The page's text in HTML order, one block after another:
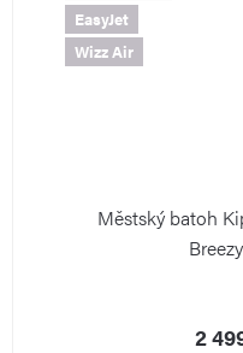
EasyJet
Wizz Air
Městský batoh
2